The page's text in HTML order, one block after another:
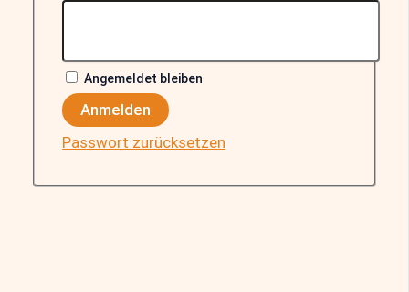
Angemeldet bleiben
Anmelden
Passwort zurücksetzen